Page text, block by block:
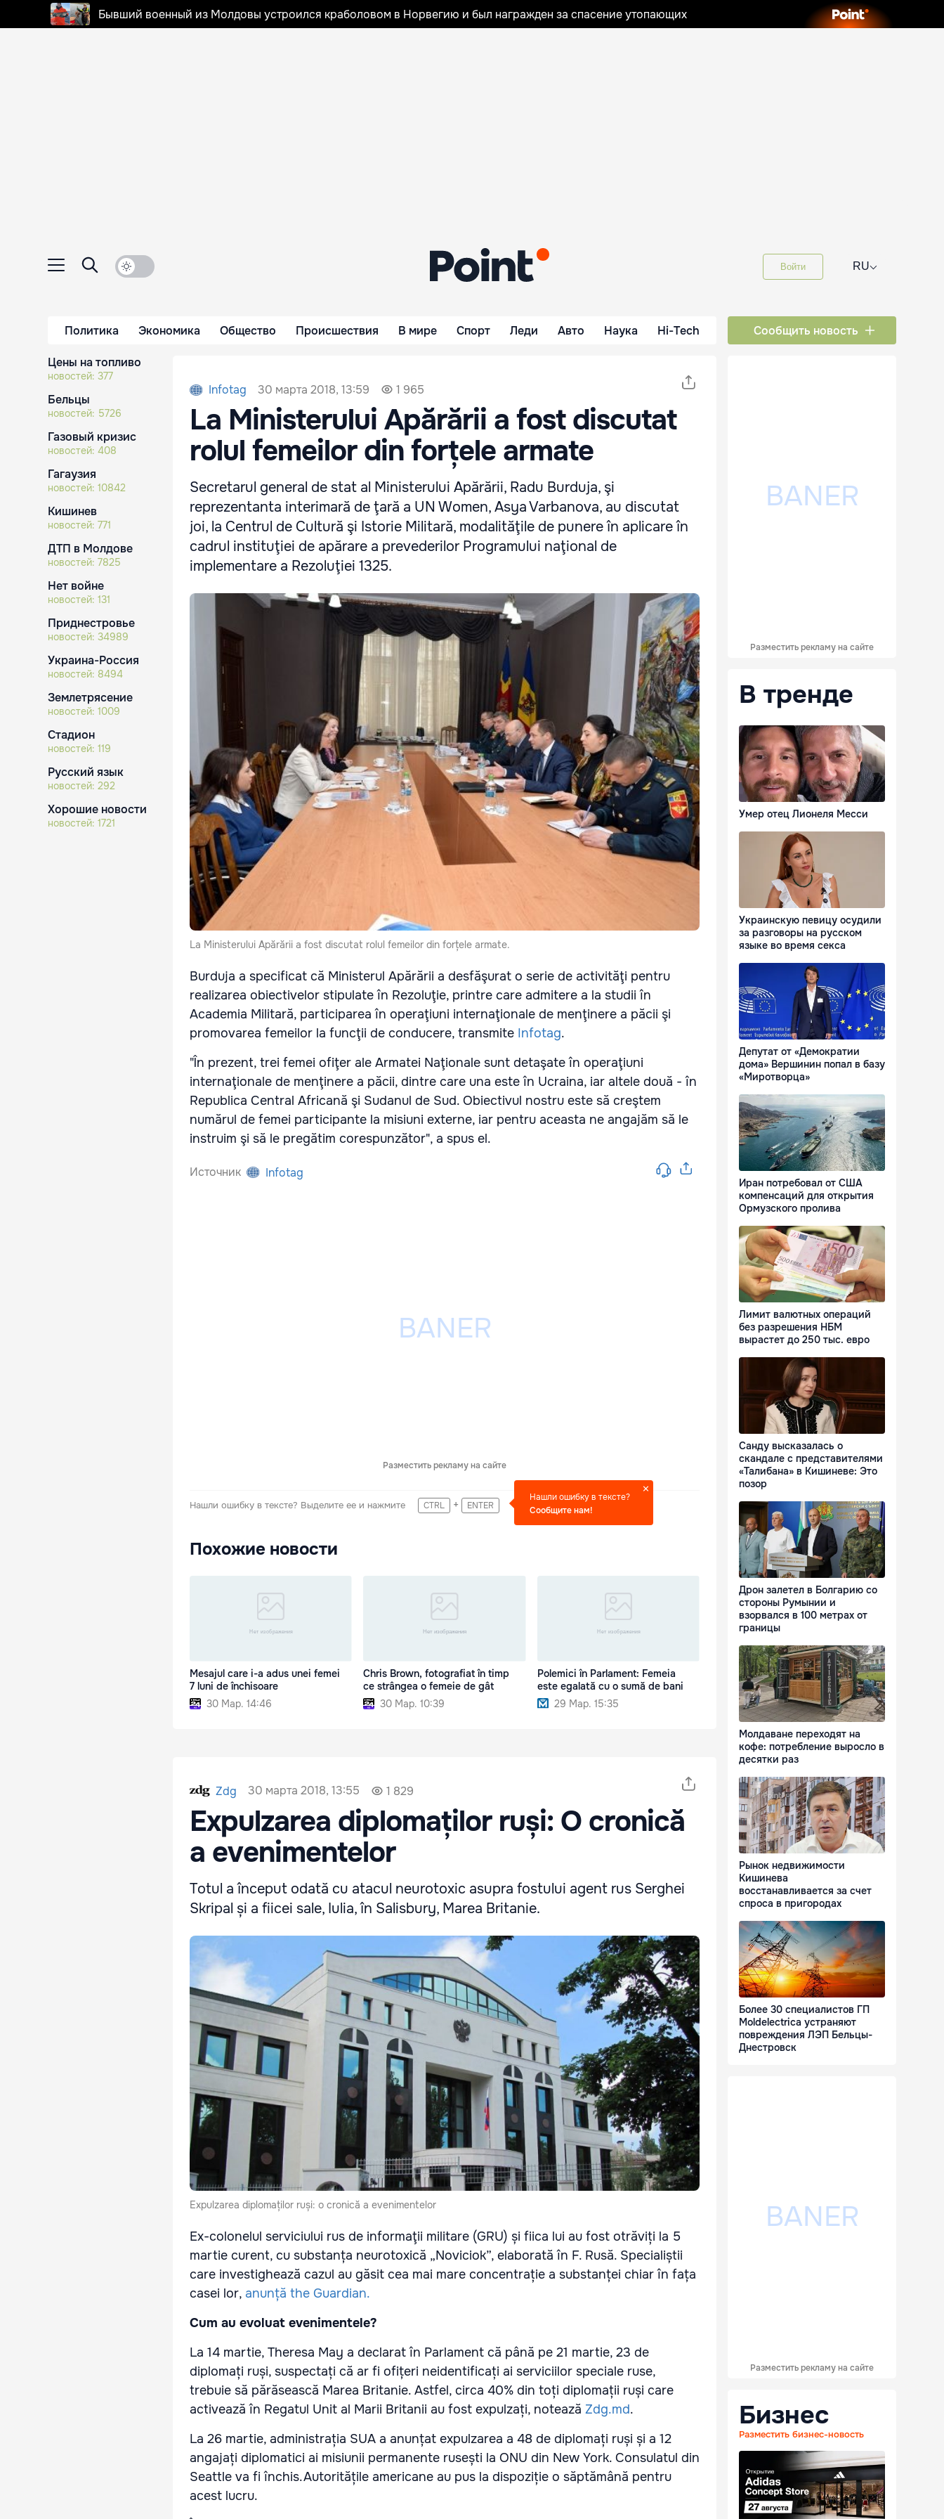
Бывший военный из Молдовы устроился краболовом в Норвегию и был награжден за спасение утопающих
Войти RU⌵
Политика Экономика Общество Происшествия В мире Спорт Леди Авто Наука Hi-Tech Сообщить новость
Цены на топливо
новостей: 377
Бельцы
новостей: 5726
Газовый кризис
новостей: 408
Гагаузия
новостей: 10842
Кишинев
новостей: 771
ДТП в Молдове
новостей: 7825
Нет войне
новостей: 131
Приднестровье
новостей: 34989
Украина-Россия
новостей: 8494
Землетрясение
новостей: 1009
Стадион
новостей: 119
Русский язык
новостей: 292
Хорошие новости
новостей: 1721
Infotag 30 марта 2018, 13:59 1 965
La Ministerului Apărării a fost discutat
rolul femeilor din forțele armate
Secretarul general de stat al Ministerului Apărării, Radu Burduja, şi
reprezentanta interimară de ţară a UN Women, Asya Varbanova, au discutat
joi, la Centrul de Cultură şi Istorie Militară, modalităţile de punere în aplicare în
cadrul instituţiei de apărare a prevederilor Programului naţional de
implementare a Rezoluţiei 1325.
La Ministerului Apărării a fost discutat rolul femeilor din forțele armate.
Burduja a specificat că Ministerul Apărării a desfăşurat o serie de activităţi pentru
realizarea obiectivelor stipulate în Rezoluţie, printre care admitere a la studii în
Academia Militară, participarea în operaţiuni internaţionale de menţinere a păcii şi
promovarea femeilor la funcţii de conducere, transmite Infotag.
"În prezent, trei femei ofiţer ale Armatei Naţionale sunt detaşate în operaţiuni
internaţionale de menţinere a păcii, dintre care una este în Ucraina, iar altele două - în
Republica Central Africană şi Sudanul de Sud. Obiectivul nostru este să creştem
numărul de femei participante la misiuni externe, iar pentru aceasta ne angajăm să le
instruim şi să le pregătim corespunzător", a spus el.
Источник Infotag
Разместить рекламу на сайте
Нашли ошибку в тексте? Выделите ее и нажмите CTRL + ENTER
Нашли ошибку в тексте?
Сообщите нам!
Похожие новости
Mesajul care i-a adus unei femei
7 luni de închisoare
30 Мар. 14:46
Chris Brown, fotografiat în timp
ce strângea o femeie de gât
30 Мар. 10:39
Polemici în Parlament: Femeia
este egalată cu o sumă de bani
29 Мар. 15:35
Zdg 30 марта 2018, 13:55 1 829
Expulzarea diplomaților ruși: O cronică
a evenimentelor
Totul a început odată cu atacul neurotoxic asupra fostului agent rus Serghei
Skripal și a fiicei sale, Iulia, în Salisbury, Marea Britanie.
Expulzarea diplomaților ruși: o cronică a evenimentelor
Ex-colonelul serviciului rus de informaţii militare (GRU) și fiica lui au fost otrăviți la 5
martie curent, cu substanța neurotoxică „Noviciok”, elaborată în F. Rusă. Specialiștii
care investighează cazul au găsit cea mai mare concentrație a substanței chiar în fața
casei lor, anunță the Guardian.
Cum au evoluat evenimentele?
La 14 martie, Theresa May a declarat în Parlament că până pe 21 martie, 23 de
diplomați ruși, suspectați că ar fi ofițeri neidentificați ai serviciilor speciale ruse,
trebuie să părăsească Marea Britanie. Astfel, circa 40% din toți diplomații ruși care
activează în Regatul Unit al Marii Britanii au fost expulzați, notează Zdg.md.
La 26 martie, administrația SUA a anunțat expulzarea a 48 de diplomați ruși și a 12
angajați diplomatici ai misiunii permanente rusești la ONU din New York. Consulatul din
Seattle va fi închis.Autoritățile americane au pus la dispoziție o săptămână pentru
acest lucru.
Разместить рекламу на сайте
В тренде
Умер отец Лионеля Месси
Украинскую певицу осудили
за разговоры на русском
языке во время секса
Депутат от «Демократии
дома» Вершинин попал в базу
«Миротворца»
Иран потребовал от США
компенсаций для открытия
Ормузского пролива
Лимит валютных операций
без разрешения НБМ
вырастет до 250 тыс. евро
Санду высказалась о
скандале с представителями
«Талибана» в Кишиневе: Это
позор
Дрон залетел в Болгарию со
стороны Румынии и
взорвался в 100 метрах от
границы
Молдаване переходят на
кофе: потребление выросло в
десятки раз
Рынок недвижимости
Кишинева
восстанавливается за счет
спроса в пригородах
Более 30 специалистов ГП
Moldelectrica устраняют
повреждения ЛЭП Бельцы-
Днестровск
Разместить рекламу на сайте
Бизнес
Разместить бизнес-новость